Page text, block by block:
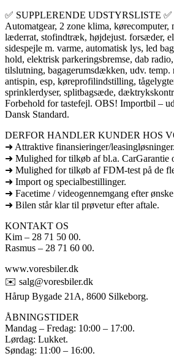
✅ SUPPLERENDE UDSTYRSLISTE ✅
Automatgear, 2 zone klima, kørecomputer,
læderrat, stofindtræk, højdejust. forsæder,
sidespejle m. varme, automatisk lys, led
hold, elektrisk parkeringsbremse, dab
tilslutning, bagagerumsdækken, udv. temp.
antispin, esp, køreprofilindstilling,
sprinklerdyser, splitbagsæde,
Forbehold for tastefejl. OBS! Importbil –
Dansk Standard.
DERFOR HANDLER KUNDER HOS
➜ Attraktive finansieringer/leasingløsninger.
➜ Mulighed for tilkøb af bl.a. CarGarantie
➜ Mulighed for tilkøb af FDM-test på de
➜ Import og specialbestillinger.
➜ Facetime / videogennemgang efter
➜ Bilen står klar til prøvetur efter aftale.
KONTAKT OS
Kim – 28 71 50 00.
Rasmus – 28 71 60 00.
www.voresbiler.dk
✉️ salg@voresbiler.dk
Hårup Bygade 21A, 8600 Silkeborg.
ÅBNINGSTIDER
Mandag – Fredag: 10:00 – 17:00.
Lørdag: Lukket.
Søndag: 11:00 – 16:00.